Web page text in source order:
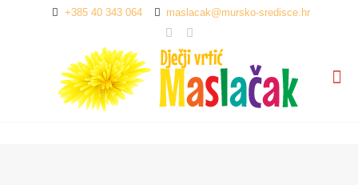
+385 40 343 064 maslacak@mursko-sredisce.hr